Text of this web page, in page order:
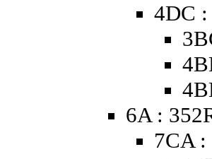
4DC :
6A :
7CA